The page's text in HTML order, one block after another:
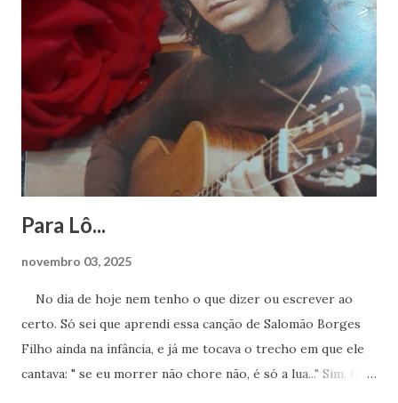
Para Lô...
novembro 03, 2025
No dia de hoje nem tenho o que dizer ou escrever ao
certo. Só sei que aprendi essa canção de Salomão Borges
Filho ainda na infância, e já me tocava o trecho em que ele
cantava: " se eu morrer não chore não, é só a lua..." Sim, foi a